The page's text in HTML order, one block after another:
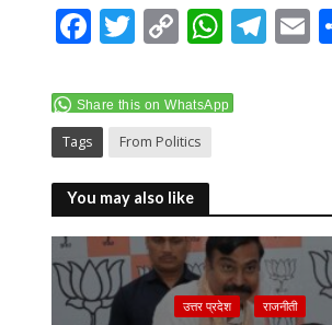
F
ac
e
b
o
o
k
T
w
itt
er
C
o
p
y
Li
n
k
W
h
at
p
T
el
E
Share this on WhatsApp
Tags From Politics
You may also like
उत्तर प्रदेश राजनीती